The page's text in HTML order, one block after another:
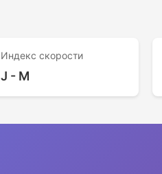
Индекс скорости
J - M